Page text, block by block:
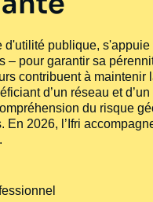
d'utilité publique,
– pour garantir sa
contribuent à maintenir
d’un réseau et
du risque
En 2026, l’Ifri